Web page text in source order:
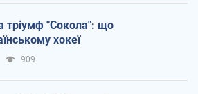
тріумф "Сокола": що
хокеї
909